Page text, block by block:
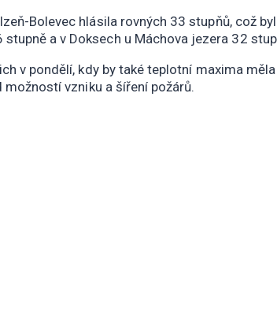
Bolevec hlásila rovných 33 stupňů, což
a v Doksech u Máchova jezera 32
v pondělí, kdy by také teplotní maxima
vzniku a šíření požárů.